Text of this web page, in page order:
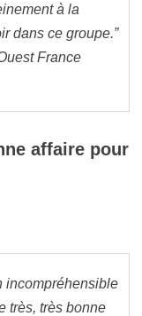
à la
dans ce groupe.”
France
affaire pour
incompréhensible
très, très bonne